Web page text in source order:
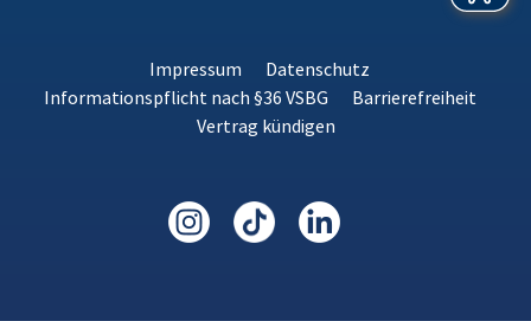
Impressum
Datenschutz
Informationspflicht nach §36 VSBG
Barrierefreiheit
Vertrag kündigen